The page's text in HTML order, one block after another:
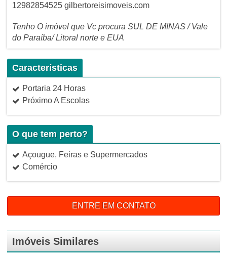
12982854525 gilbertoreisimoveis.com
Tenho O imóvel que Vc procura SUL DE MINAS / Vale
do Paraíba/ Litoral norte e EUA
Características
Portaria 24 Horas
Próximo A Escolas
O que tem perto?
Açougue, Feiras e Supermercados
Comércio
ENTRE EM CONTATO
Imóveis Similares